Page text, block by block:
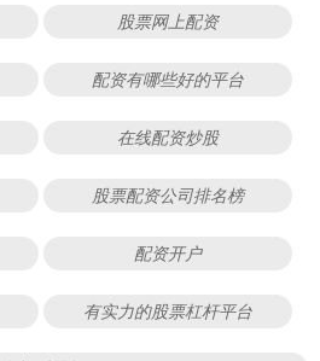
股票网上配资
配资有哪些好的平台
在线配资炒股
股票配资公司排名榜
配资开户
有实力的股票杠杆平台